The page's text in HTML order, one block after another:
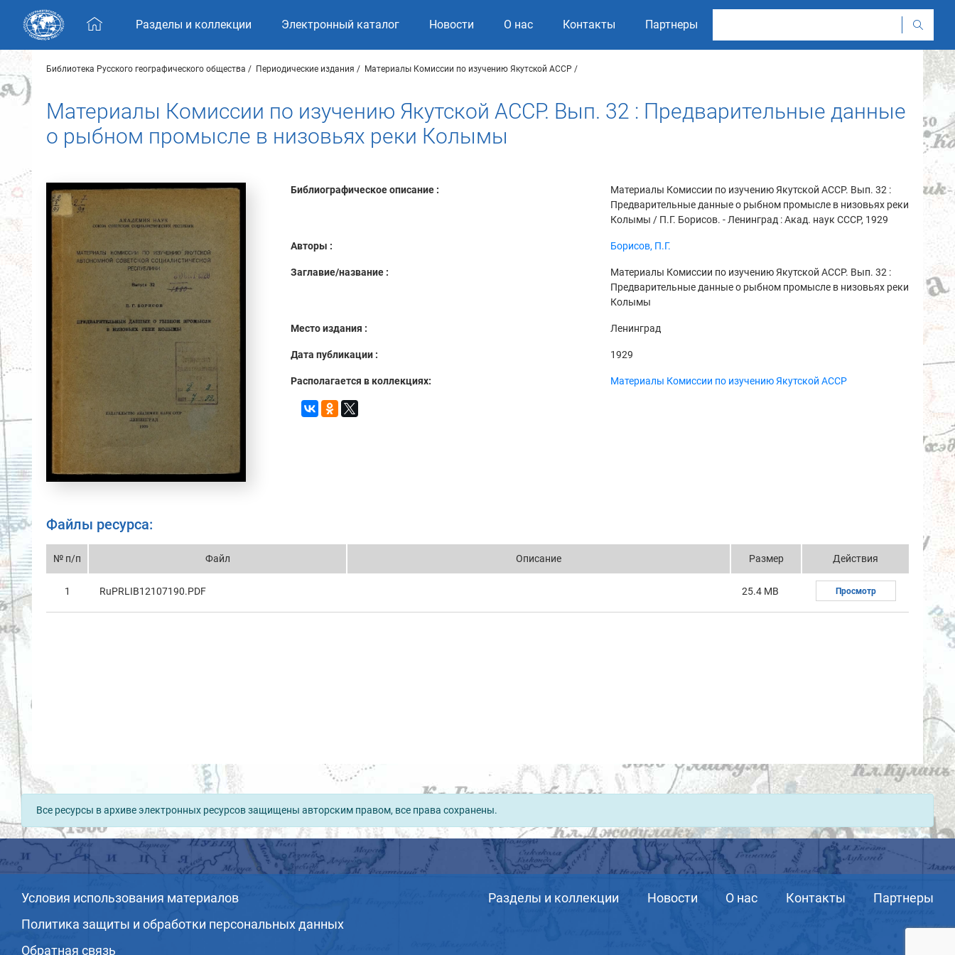
Skip navigation
Разделы и коллекции Электронный каталог Новости О нас Контакты Партнеры
Библиотека Русского географического общества Периодические издания Материалы Комиссии по изучению Якутской АССР
Материалы Комиссии по изучению Якутской АССР. Вып. 32 : Предварительные данные
о рыбном промысле в низовьях реки Колымы
Библиографическое описание :
Материалы Комиссии по изучению Якутской АССР. Вып. 32 :
Предварительные данные о рыбном промысле в низовьях реки
Колымы / П.Г. Борисов. - Ленинград : Акад. наук СССР, 1929
Авторы : Борисов, П.Г.
Заглавие/название :
Материалы Комиссии по изучению Якутской АССР. Вып. 32 :
Предварительные данные о рыбном промысле в низовьях реки
Колымы
Место издания : Ленинград
Дата публикации : 1929
Располагается в коллекциях: Материалы Комиссии по изучению Якутской АССР
Файлы ресурса:
№ п/п Файл Описание Размер Действия
1 RuPRLIB12107190.PDF 25.4 MB Просмотр
Все ресурсы в архиве электронных ресурсов защищены авторским правом, все права сохранены.
Условия использования материалов
Политика защиты и обработки персональных данных
Обратная связь
Разделы и коллекции Новости О нас Контакты Партнеры